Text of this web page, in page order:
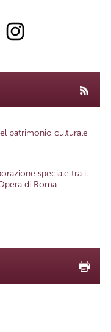
patrimonio culturale
speciale tra il
di Roma